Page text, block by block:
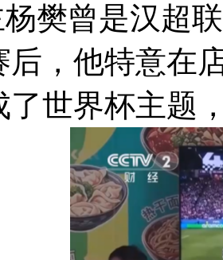
杨樊曾是汉超
后，他特意在
了世界杯主题